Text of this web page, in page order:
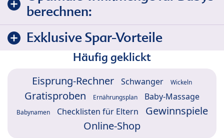
berechnen:
Exklusive Spar-Vorteile
Häufig geklickt
Eisprung-Rechner Schwanger Wickeln
Gratisproben Ernährungsplan Baby-Massage
Babynamen Checklisten für Eltern
Gewinnspiele
Online-Shop